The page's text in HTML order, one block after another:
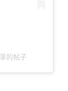
的帖子